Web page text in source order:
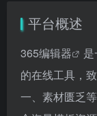
平台概述
365编辑器
的在线工具，
一、素材匮乏